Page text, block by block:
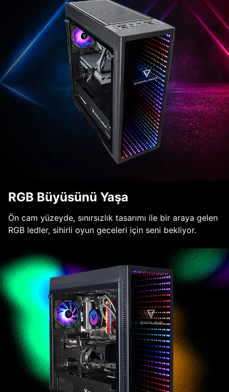
RGB Büyüsünü Yaşa
Ön cam yüzeyde, sınırsızlık tasarımı ile bir araya gelen
RGB ledler, sihirli oyun geceleri için seni bekliyor.